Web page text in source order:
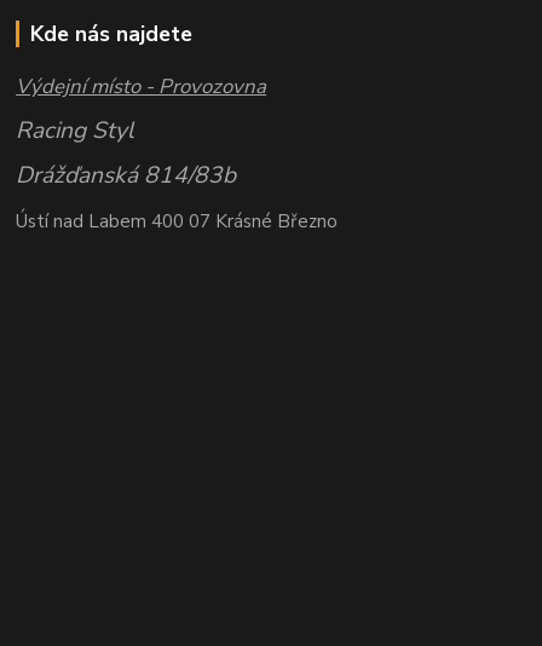
Kde nás najdete
Výdejní místo - Provozovna
Racing Styl
Drážďanská 814/83b
Ústí nad Labem 400 07 Krásné Březno